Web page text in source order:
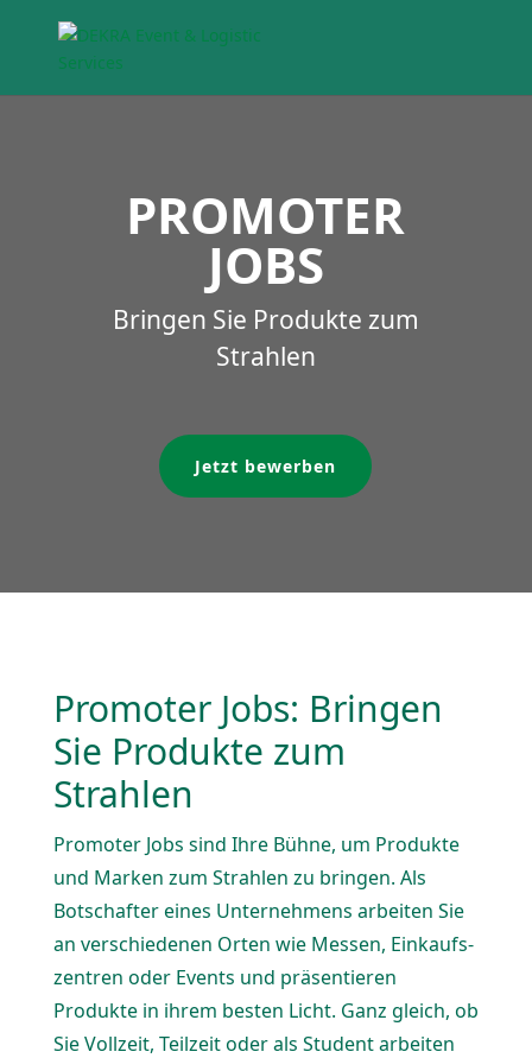
PROMOTER
JOBS
Bringen Sie Produkte zum
Strahlen
Jetzt bewerben
Promoter Jobs: Bringen
Sie Produkte zum
Strahlen
Promoter Jobs sind Ihre Bühne, um Produkte
und Marken zum Strahlen zu bringen. Als
Botschafter eines Unter­nehmens arbeiten Sie
an verschie­denen Orten wie Messen, Einkaufs­
zentren oder Events und präsen­tieren
Produkte in ihrem besten Licht. Ganz gleich, ob
Sie Vollzeit, Teilzeit oder als Student arbeiten